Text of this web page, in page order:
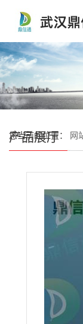
产品展厅
您当前的位置： 网